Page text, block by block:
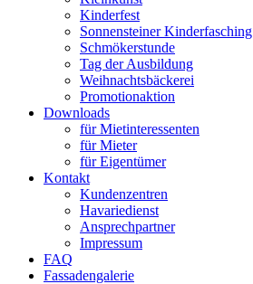
Kinderfest
Sonnensteiner Kinderfasching
Schmökerstunde
Tag der Ausbildung
Weihnachtsbäckerei
Promotionaktion
Downloads
für Mietinteressenten
für Mieter
für Eigentümer
Kontakt
Kundenzentren
Havariedienst
Ansprechpartner
Impressum
FAQ
Fassadengalerie